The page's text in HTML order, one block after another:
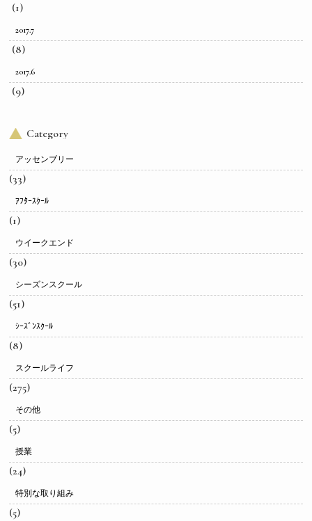
(1)
2017.7
(8)
2017.6
(9)
Category
アッセンブリー
(33)
ｱﾌﾀｰｽｸｰﾙ
(1)
ウイークエンド
(30)
シーズンスクール
(51)
ｼｰｽﾞﾝｽｸｰﾙ
(8)
スクールライフ
(275)
その他
(5)
授業
(24)
特別な取り組み
(5)